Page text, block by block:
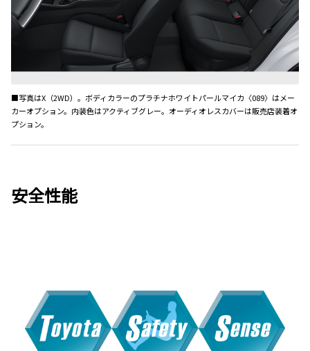
■写真はX（2WD）。ボディカラーのプラチナホワイトパールマイカ〈089〉はメー
カーオプション。内装色はアクティブグレー。オーディオレスカバーは販売店装着オ
プション。
安全性能